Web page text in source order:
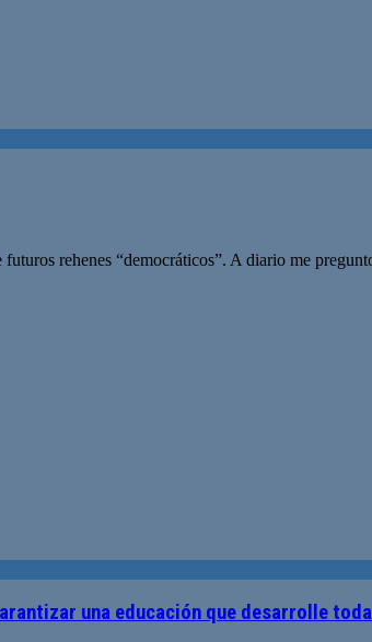
rehenes “democráticos”. A diario me
una educación que desarrolle